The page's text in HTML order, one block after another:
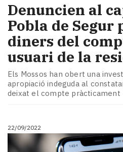
Denuncien al
Pobla de Segur
diners del
usuari de la
Els Mossos han obert una
apropiació indeguda al
deixat el compte pràcticament
22/09/2022